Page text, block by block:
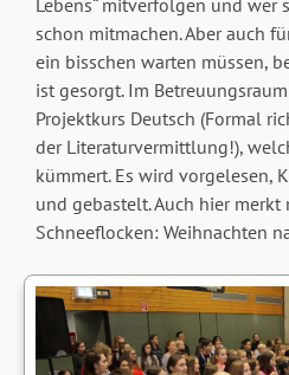
schon mitmachen. Aber auch
ein bisschen warten müssen,
ist gesorgt. Im
Projektkurs Deutsch (Formal
der Literaturvermittlung!),
kümmert. Es wird vorgelesen,
und gebastelt. Auch hier
Schneeflocken: Weihnachten